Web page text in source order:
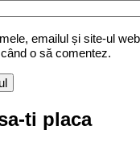
emailul și site-ul
o să comentez.
ti placa